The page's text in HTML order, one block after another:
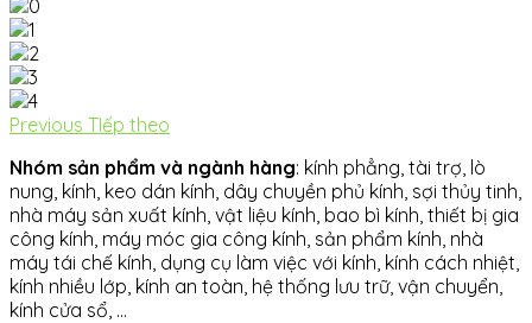
Previous TIếp theo
Nhóm sản phẩm và ngành hàng: kính phẳng, tài trợ, lò
nung, kính, keo dán kính, dây chuyền phủ kính, sợi thủy tinh,
nhà máy sản xuất kính, vật liệu kính, bao bì kính, thiết bị gia
công kính, máy móc gia công kính, sản phẩm kính, nhà
máy tái chế kính, dụng cụ làm việc với kính, kính cách nhiệt,
kính nhiều lớp, kính an toàn, hệ thống lưu trữ, vận chuyển,
kính cửa sổ, …